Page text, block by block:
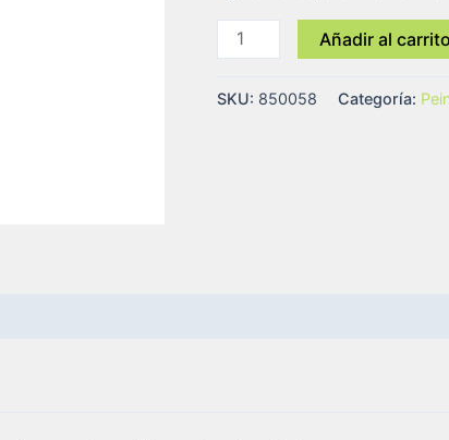
Añadir al carrito
SKU: 850058 Categoría: